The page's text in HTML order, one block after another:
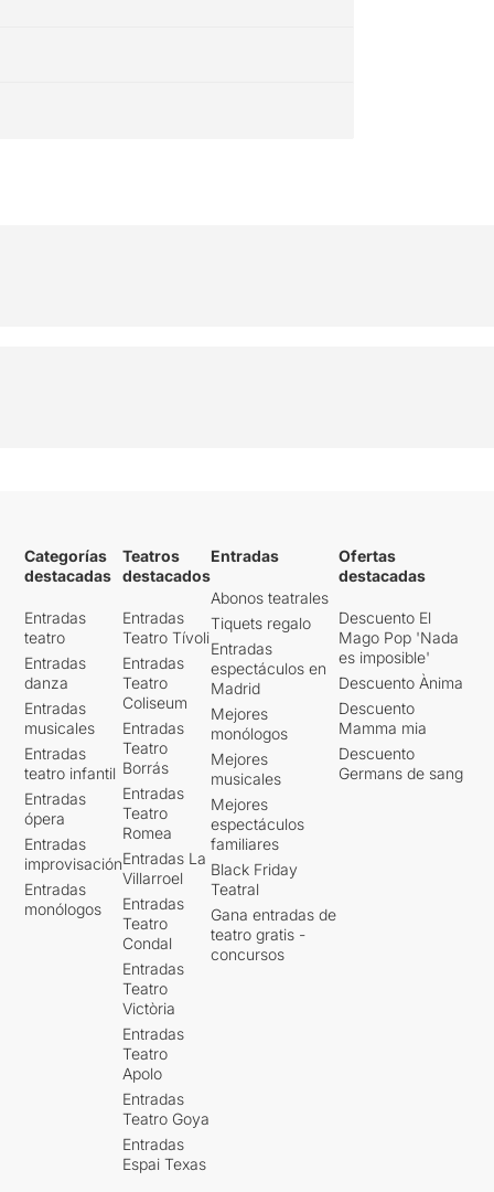
Categorías
destacadas
Entradas
teatro
Entradas
danza
Entradas
musicales
Entradas
teatro infantil
Entradas
ópera
Entradas
improvisación
Entradas
monólogos
Teatros
destacados
Entradas
Teatro Tívoli
Entradas
Teatro
Coliseum
Entradas
Teatro
Borrás
Entradas
Teatro
Romea
Entradas La
Villarroel
Entradas
Teatro
Condal
Entradas
Teatro
Victòria
Entradas
Teatro
Apolo
Entradas
Teatro Goya
Entradas
Espai Texas
Entradas
Abonos teatrales
Tiquets regalo
Entradas
espectáculos en
Madrid
Mejores
monólogos
Mejores
musicales
Mejores
espectáculos
familiares
Black Friday
Teatral
Gana entradas de
teatro gratis -
concursos
Ofertas
destacadas
Descuento El
Mago Pop 'Nada
es imposible'
Descuento Ànima
Descuento
Mamma mia
Descuento
Germans de sang